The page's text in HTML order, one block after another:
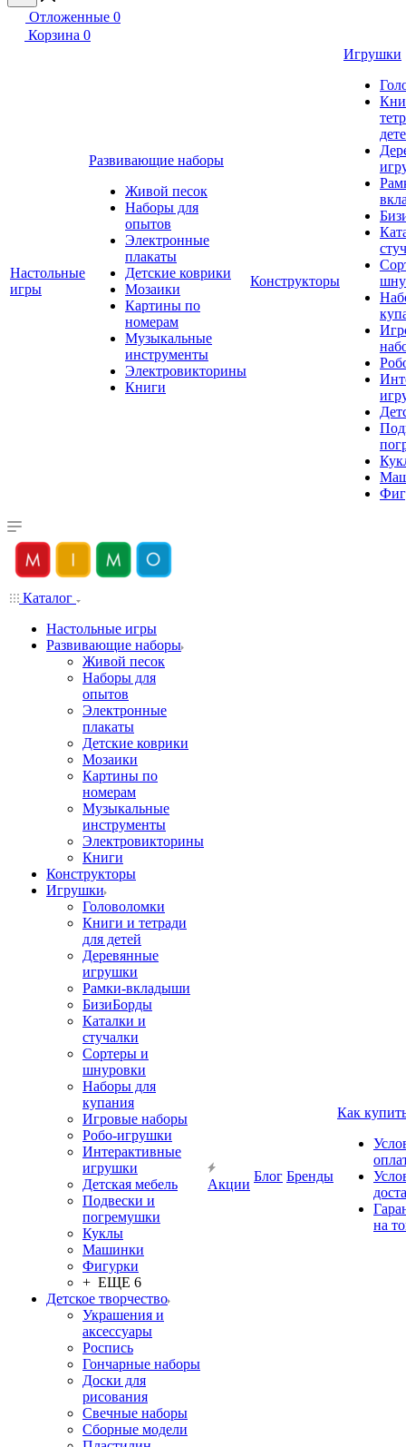
Отложенные 0
Корзина 0
Настольные
игры
Развивающие наборы
Живой песок
Наборы для
опытов
Электронные
плакаты
Детские коврики
Мозаики
Картины по
номерам
Музыкальные
инструменты
Электровикторины
Книги
Конструкторы
Игрушки
Каталог
Настольные игры
Развивающие наборы
Живой песок
Наборы для
опытов
Электронные
плакаты
Детские коврики
Мозаики
Картины по
номерам
Музыкальные
инструменты
Электровикторины
Книги
Конструкторы
Игрушки
Головоломки
Книги и тетради
для детей
Деревянные
игрушки
Рамки-вкладыши
БизиБорды
Каталки и
стучалки
Сортеры и
шнуровки
Наборы для
купания
Игровые наборы
Робо-игрушки
Интерактивные
игрушки
Детская мебель
Подвески и
погремушки
Куклы
Машинки
Фигурки
+ ЕЩЕ 6
Детское творчество
Украшения и
аксессуары
Роспись
Гончарные наборы
Доски для
рисования
Свечные наборы
Сборные модели
Акции
Блог Бренды
Как
на